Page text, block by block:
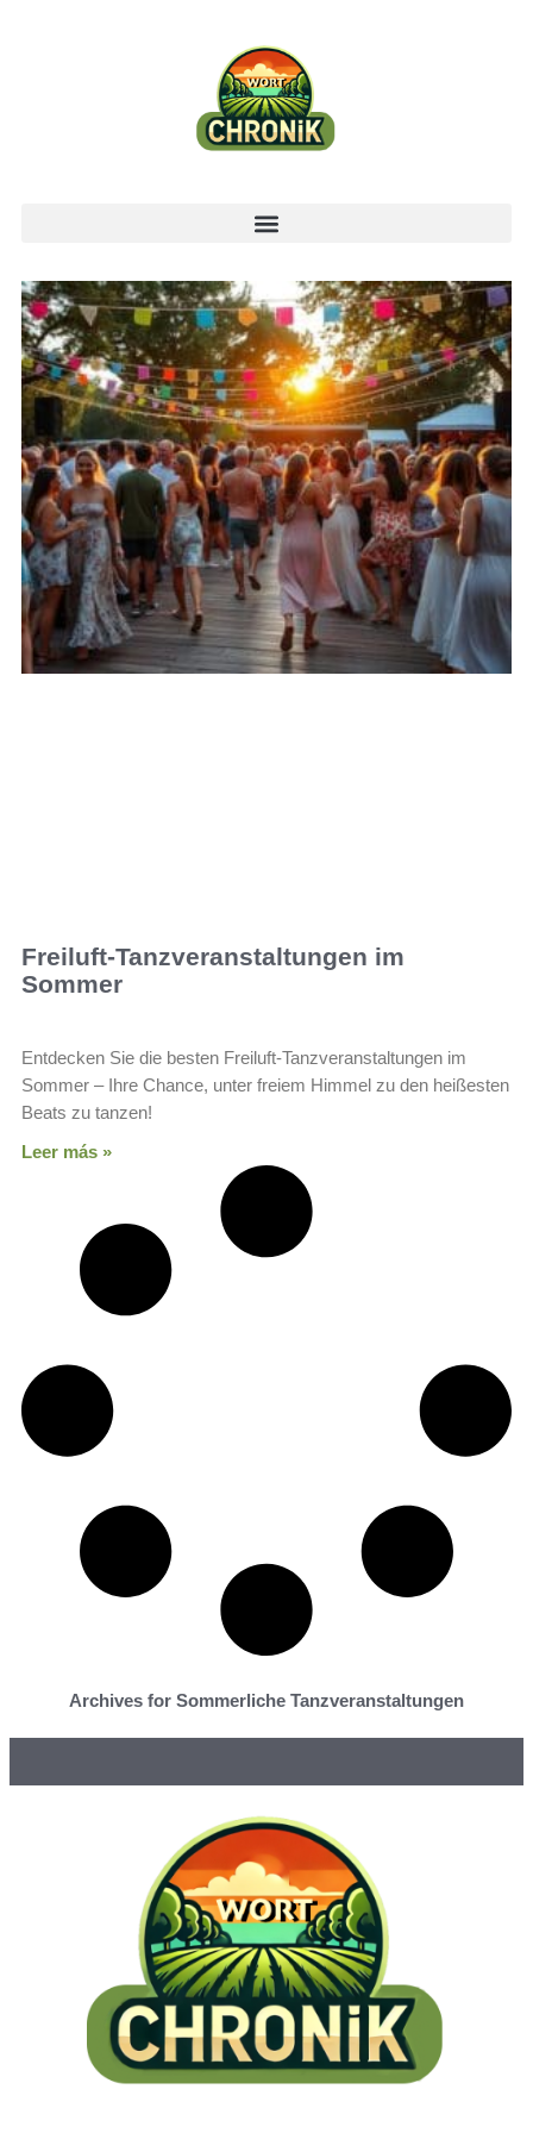
Freiluft-Tanzveranstaltungen im
Sommer
Entdecken Sie die besten Freiluft-Tanzveranstaltungen im
Sommer – Ihre Chance, unter freiem Himmel zu den heißesten
Beats zu tanzen!
Leer más »
Archives for Sommerliche Tanzveranstaltungen